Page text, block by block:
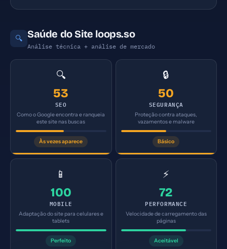
🔍 Saúde do Site loops.so
Análise técnica + análise de mercado
🔍
53
SEO
Como o Google encontra e ranqueia
este site nas buscas
Às vezes aparece
🔒
50
SEGURANÇA
Proteção contra ataques,
vazamentos e malware
Básico
📱
100
MOBILE
Adaptação do site para celulares e
tablets
Perfeito
⚡
72
PERFORMANCE
Velocidade de carregamento das
páginas
Aceitável